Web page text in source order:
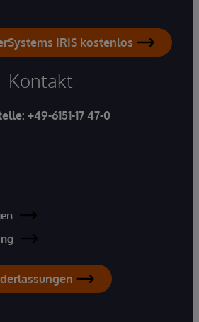
IRIS kostenlos
Kontakt
+49-6151-17 47-0